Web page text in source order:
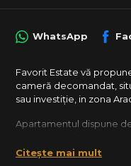
WhatsApp
Favorit Estate vă
cameră decomandat,
sau investiție, in zona
Apartamentul dispune
Locuința este renovată,
Citește mai mult